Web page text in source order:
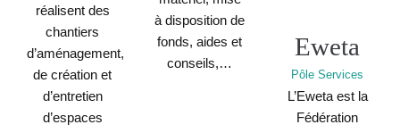
réalisent des
chantiers
d’aménagement,
de création et
d’entretien
d’espaces
à disposition de
fonds, aides et
conseils,…
Eweta
Pôle Services
L’Eweta est la
Fédération